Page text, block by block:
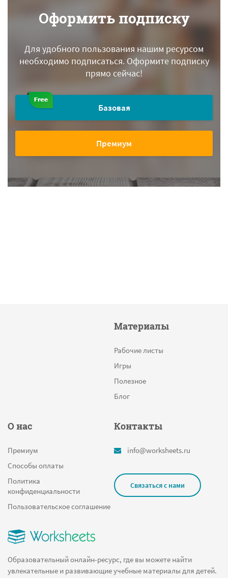
Оформить подписку
Для удобного пользования нашим ресурсом
необходимо подписаться.Оформите подписку
прямо сейчас!
Базовая
Премиум
Образовательный онлайн-ресурс, где вы можете найти
увлекательные и развивающие учебные материалы для детей.
Материалы
Рабочие листы
Игры
Полезное
Блог
О нас
Премиум
Способы оплаты
Политика
конфиденциальности
Пользовательское соглашение
Контакты
info@worksheets.ru
Связаться с нами